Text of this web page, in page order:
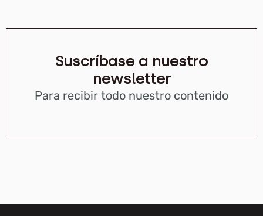
Suscríbase a nuestro
newsletter
Para recibir todo nuestro contenido